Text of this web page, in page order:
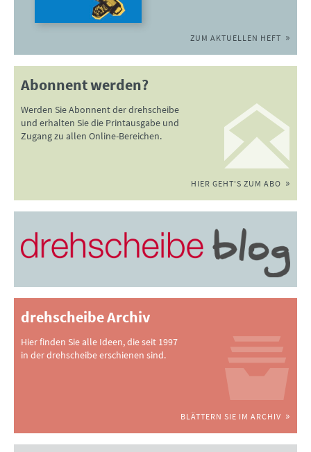
ZUM AKTUELLEN HEFT
Abonnent werden?
Werden Sie Abonnent der drehscheibe
und erhalten Sie die Printausgabe und
Zugang zu allen Online-Bereichen.
HIER GEHT'S ZUM ABO
drehscheibe Archiv
Hier finden Sie alle Ideen, die seit 1997
in der drehscheibe erschienen sind.
BLÄTTERN SIE IM ARCHIV